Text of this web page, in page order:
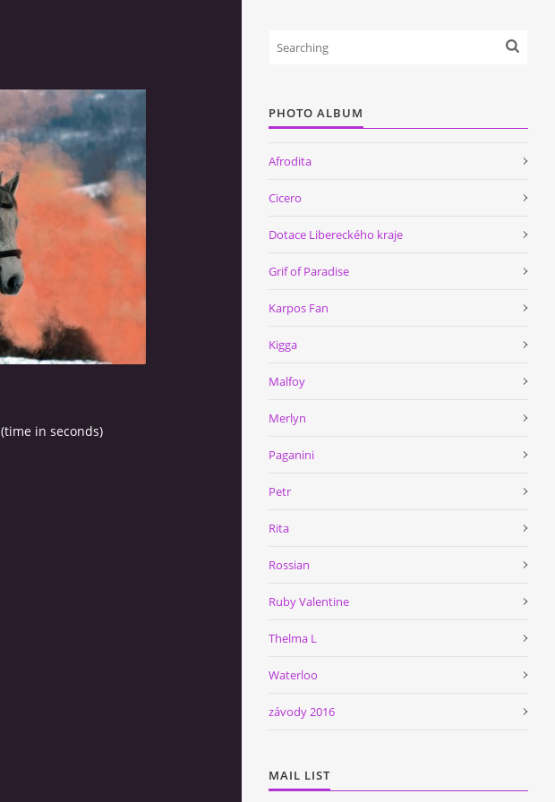
(time in seconds)
PHOTO ALBUM
Afrodita
Cicero
Dotace Libereckého kraje
Grif of Paradise
Karpos Fan
Kigga
Malfoy
Merlyn
Paganini
Petr
Rita
Rossian
Ruby Valentine
Thelma L
Waterloo
závody 2016
MAIL LIST